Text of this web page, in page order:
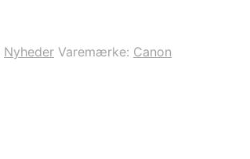
Nyheder Varemærke: Canon